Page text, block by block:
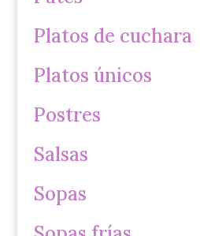
Platos de cuchara
Platos únicos
Postres
Salsas
Sopas